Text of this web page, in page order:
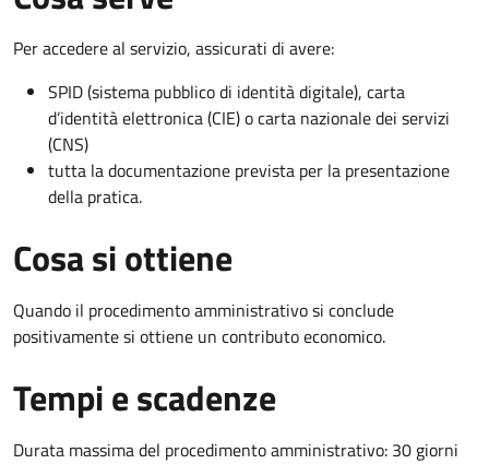
Per accedere al servizio, assicurati di avere:
SPID (sistema pubblico di identità digitale), carta
d’identità elettronica (CIE) o carta nazionale dei servizi
(CNS)
tutta la documentazione prevista per la presentazione
della pratica.
Cosa si ottiene
Quando il procedimento amministrativo si conclude
positivamente si ottiene un contributo economico.
Tempi e scadenze
Durata massima del procedimento amministrativo: 30 giorni